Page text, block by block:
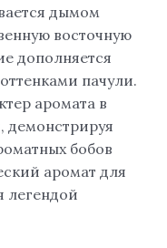
дымом
восточную
дополняется
пачули.
аромата в
демонстрируя
бобов
аромат для
легендой